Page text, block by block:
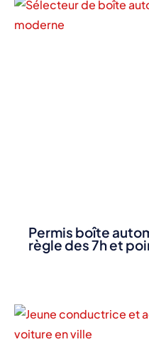
Permis boîte
règle des 7h et